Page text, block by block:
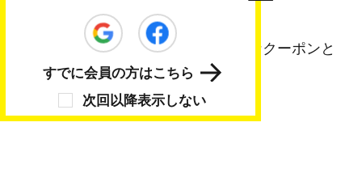
クーポン/予約
日本での暮らしや旅行に役立つお得なクーポンと
予約機能
記事がありません次回以降表示しない
すでに会員の方はこちら